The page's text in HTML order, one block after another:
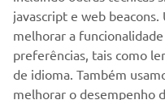
.
javascript e web beacons.
melhorar a funcionalidade
preferências, tais como
de idioma. Também
melhorar o desempenho